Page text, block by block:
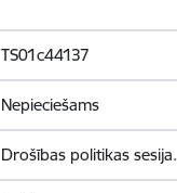
TS01c44137
Nepieciešams
Drošības politikas sesija.